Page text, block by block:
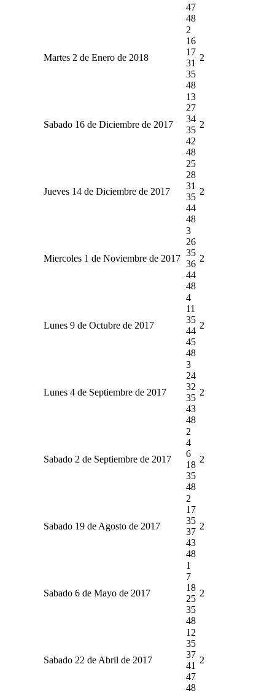
47
48
Martes 2 de Enero de 2018
2
16
17
31
35
48
2
Sabado 16 de Diciembre de 2017
13
27
34
35
42
48
2
Jueves 14 de Diciembre de 2017
25
28
31
35
44
48
2
Miercoles 1 de Noviembre de 2017
3
26
35
36
44
48
2
Lunes 9 de Octubre de 2017
4
11
35
44
45
48
2
Lunes 4 de Septiembre de 2017
3
24
32
35
43
48
2
Sabado 2 de Septiembre de 2017
2
4
6
18
35
48
2
Sabado 19 de Agosto de 2017
2
17
35
37
43
48
2
Sabado 6 de Mayo de 2017
1
7
18
25
35
48
2
Sabado 22 de Abril de 2017
12
35
37
41
47
48
2